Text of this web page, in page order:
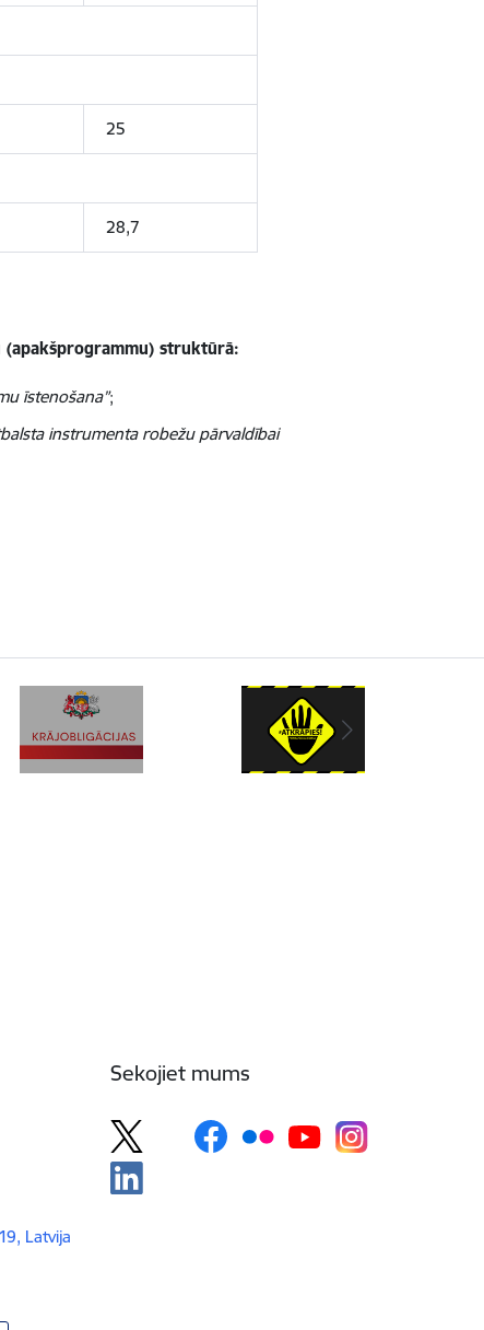
25
28,7
(apakšprogrammu) struktūrā:
īstenošana”;
instrumenta robežu pārvaldībai
Latvija
Sekojiet mums